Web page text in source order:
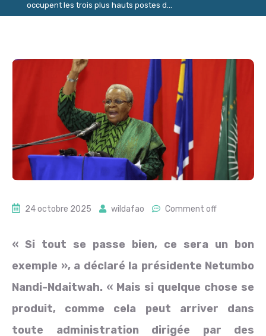
occupent les trois plus hauts postes d...
24 octobre 2025 wildafao Comment off
« Si tout se passe bien, ce sera un bon
exemple », a déclaré la présidente Netumbo
Nandi-Ndaitwah. « Mais si quelque chose se
produit, comme cela peut arriver dans
toute administration dirigée par des